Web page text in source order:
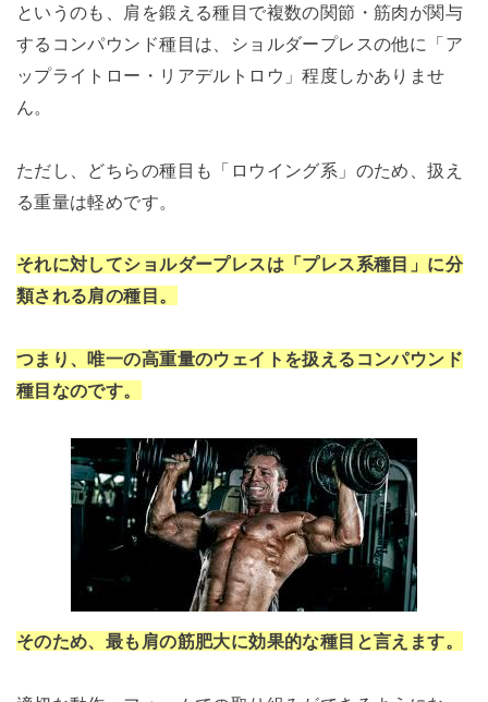
というのも、肩を鍛える種目で複数の関節・筋肉が関与
するコンパウンド種目は、ショルダープレスの他に「ア
ップライトロー・リアデルトロウ」程度しかありませ
ん。
ただし、どちらの種目も「ロウイング系」のため、扱え
る重量は軽めです。
それに対してショルダープレスは「プレス系種目」に分
類される肩の種目。
つまり、唯一の高重量のウェイトを扱えるコンパウンド
種目なのです。
そのため、最も肩の筋肥大に効果的な種目と言えます。